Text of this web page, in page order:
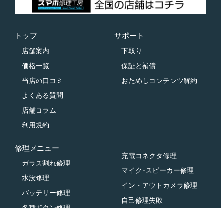
トップ
店舗案内
価格一覧
当店の口コミ
よくある質問
店舗コラム
利用規約
サポート
下取り
保証と補償
おためしコンテンツ解約
修理メニュー
ガラス割れ修理
水没修理
バッテリー修理
充電コネクタ修理
マイク･スピーカー修理
イン・アウトカメラ修理
自己修理失敗